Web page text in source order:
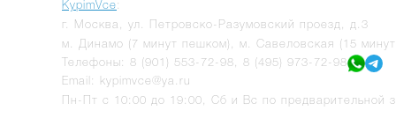
KypimVce:
г.
Москва
ул. Петровско-Разумовский проезд, д.3
м. Динамо (7 минут пешком), м. Савеловская (15
Телефоны: 8 (901) 553-72-98
8 (495) 973-72-98
Email: kypimvce@ya.ru
Пн-Пт с 10:00 до 19:00, Сб и Вс по предварительной